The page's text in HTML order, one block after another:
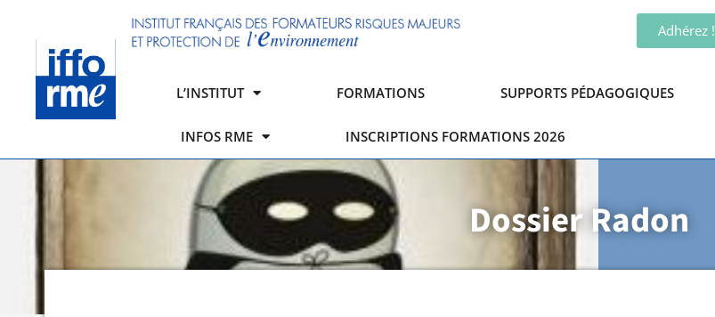
Adhérez !
L’INSTITUT FORMATIONS SUPPORTS PÉDAGOGIQUES
INFOS RME INSCRIPTIONS FORMATIONS 2026
Dossier Radon